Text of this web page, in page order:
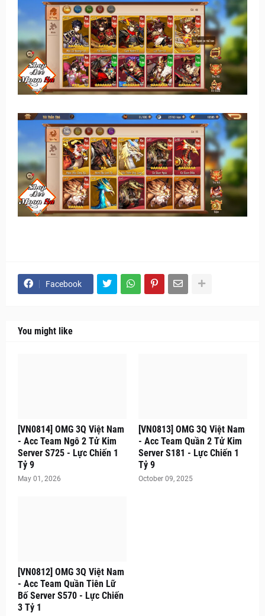
Facebook
You might like
[VN0814] OMG 3Q Việt Nam
- Acc Team Ngô 2 Tử Kim
Server S725 - Lực Chiến 1
Tỷ 9
May 01, 2026
[VN0813] OMG 3Q Việt Nam
- Acc Team Quần 2 Tử Kim
Server S181 - Lực Chiến 1
Tỷ 9
October 09, 2025
[VN0812] OMG 3Q Việt Nam
- Acc Team Quần Tiên Lữ
Bố Server S570 - Lực Chiến
3 Tỷ 1